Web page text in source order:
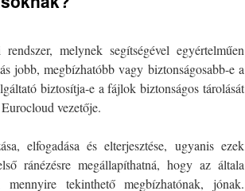
melynek segítségével egyértelműen
jobb, megbízhatóbb vagy biztonságosabb-e a
biztosítja-e a fájlok biztonságos tárolását
vezetője.
elfogadása és elterjesztése, ugyanis ezek
ránézésre megállapíthatná, hogy az általa
mennyire tekinthető megbízhatónak, jónak.